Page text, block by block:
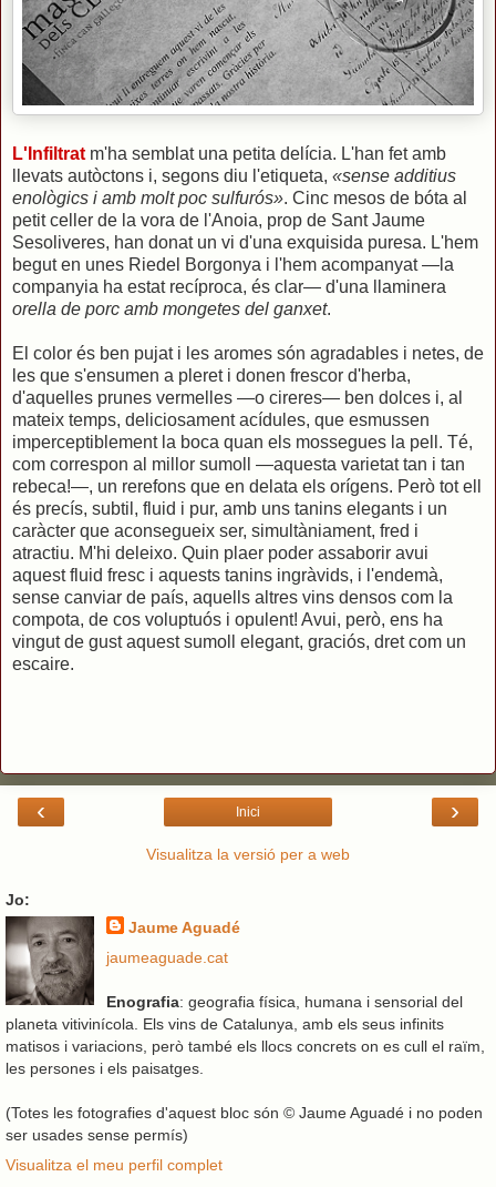
L'Infiltrat m'ha semblat una petita delícia. L'han fet amb
llevats autòctons i, segons diu l'etiqueta, «sense additius
enològics i amb molt poc sulfurós». Cinc mesos de bóta al
petit celler de la vora de l'Anoia, prop de Sant Jaume
Sesoliveres, han donat un vi d'una exquisida puresa. L'hem
begut en unes Riedel Borgonya i l'hem acompanyat —la
companyia ha estat recíproca, és clar— d'una llaminera
orella de porc amb mongetes del ganxet.
El color és ben pujat i les aromes són agradables i netes, de
les que s'ensumen a pleret i donen frescor d'herba,
d'aquelles prunes vermelles —o cireres— ben dolces i, al
mateix temps, deliciosament acídules, que esmussen
imperceptiblement la boca quan els mossegues la pell. Té,
com correspon al millor sumoll —aquesta varietat tan i tan
rebeca!—, un rerefons que en delata els orígens. Però tot ell
és precís, subtil, fluid i pur, amb uns tanins elegants i un
caràcter que aconsegueix ser, simultàniament, fred i
atractiu. M'hi deleixo. Quin plaer poder assaborir avui
aquest fluid fresc i aquests tanins ingràvids, i l'endemà,
sense canviar de país, aquells altres vins densos com la
compota, de cos voluptuós i opulent! Avui, però, ens ha
vingut de gust aquest sumoll elegant, graciós, dret com un
escaire.
‹ ›
Inici
Visualitza la versió per a web
Jo:
Jaume Aguadé
jaumeaguade.cat
Enografia: geografia física, humana i sensorial del
planeta vitivinícola. Els vins de Catalunya, amb els seus infinits
matisos i variacions, però també els llocs concrets on es cull el raïm,
les persones i els paisatges.
(Totes les fotografies d'aquest bloc són © Jaume Aguadé i no poden
ser usades sense permís)
Visualitza el meu perfil complet